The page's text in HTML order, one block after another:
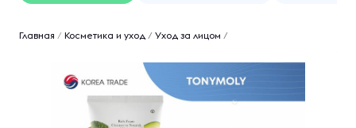
Главная / Косметика и уход / Уход за лицом /